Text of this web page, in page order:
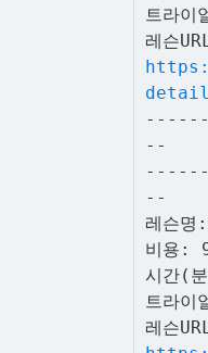
트라
레슨
--
--
레슨명
비용:
시간(
트라
레슨